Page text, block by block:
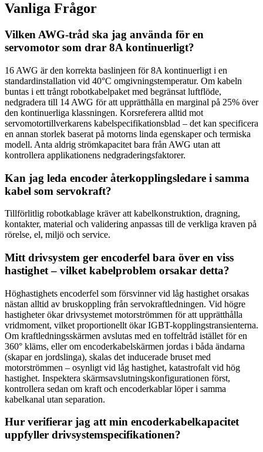
Vanliga Frågor
Vilken AWG-tråd ska jag använda för en
servomotor som drar 8A kontinuerligt?
16 AWG är den korrekta baslinjeen för 8A kontinuerligt i en
standardinstallation vid 40°C omgivningstemperatur. Om kabeln
buntas i ett trångt robotkabelpaket med begränsat luftflöde,
nedgradera till 14 AWG för att upprätthålla en marginal på 25% över
den kontinuerliga klassningen. Korsreferera alltid mot
servomotortillverkarens kabelspecifikationsblad – det kan specificera
en annan storlek baserat på motorns linda egenskaper och termiska
modell. Anta aldrig strömkapacitet bara från AWG utan att
kontrollera applikationens nedgraderingsfaktorer.
Kan jag leda encoder återkopplingsledare i samma
kabel som servokraft?
Tillförlitlig robotkablage kräver att kabelkonstruktion, dragning,
kontakter, material och validering anpassas till de verkliga kraven på
rörelse, el, miljö och service.
Mitt drivsystem ger encoderfel bara över en viss
hastighet – vilket kabelproblem orsakar detta?
Höghastighets encoderfel som försvinner vid låg hastighet orsakas
nästan alltid av bruskoppling från servokraftledningen. Vid högre
hastigheter ökar drivsystemet motorströmmen för att upprätthålla
vridmoment, vilket proportionellt ökar IGBT-kopplingstransienterna.
Om kraftledningsskärmen avslutas med en toffeltråd istället för en
360° kläms, eller om encoderkabelskärmen jordas i båda ändarna
(skapar en jordslinga), skalas det inducerade bruset med
motorströmmen – osynligt vid låg hastighet, katastrofalt vid hög
hastighet. Inspektera skärmsavslutningskonfigurationen först,
kontrollera sedan om kraft och encoderkablar löper i samma
kabelkanal utan separation.
Hur verifierar jag att min encoderkabelkapacitet
uppfyller drivsystemspecifikationen?